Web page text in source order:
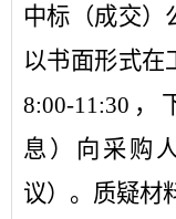
中标（成交）
以书面形式在
8:00-11:30，
息）向采购
议）。质疑材